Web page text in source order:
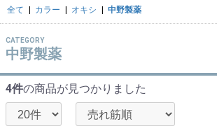
全て カラー オキシ 中野製薬
CATEGORY
中野製薬
4件の商品が見つかりました